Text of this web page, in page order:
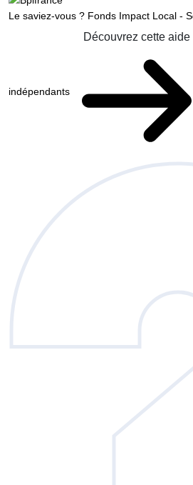
Le saviez-vous ? Fonds Impact Local -
indépendants
Découvrez cette aide